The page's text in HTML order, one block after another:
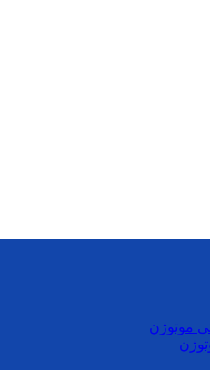
موتوژن